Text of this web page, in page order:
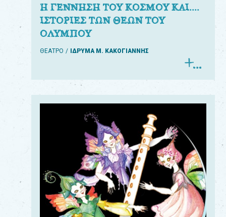
Η ΓΕΝΝΗΣΗ ΤΟΥ ΚΟΣΜΟΥ ΚΑΙ....
ΙΣΤΟΡΙΕΣ ΤΩΝ ΘΕΩΝ ΤΟΥ
ΟΛΥΜΠΟΥ
ΘΕΑΤΡΟ ΙΔΡΥΜΑ Μ. ΚΑΚΟΓΙΑΝΝΗΣ